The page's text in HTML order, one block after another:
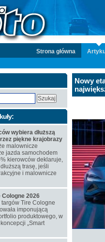
Strona główna
Nowy
wybiera dłuższą
piękne krajobrazy
malownicze
jazda samochodem
kierowców deklaruje,
trasę, jeśli
i malownicze
2026
Tire Cologne
imponującą
produktowego, w
„Smart